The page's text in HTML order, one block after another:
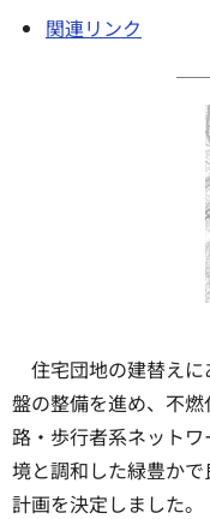
関連リンク
住宅団地の建替え
盤の整備を進め、不
路・歩行者系ネット
境と調和した緑豊か
計画を決定しました。